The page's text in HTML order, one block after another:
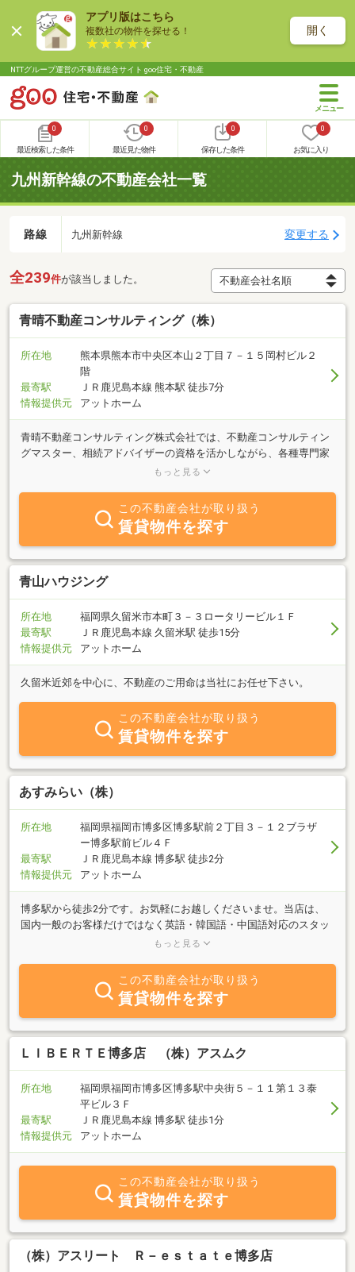
アプリ版はこちら
複数社の物件を探せる！ 開く
NTTグループ運営の不動産総合サイト goo住宅・不動産
0
最近検索した条件
0
最近見た物件
0
保存した条件
0
お気に入り
九州新幹線の不動産会社一覧
路線 九州新幹線 変更する
全239件が該当しました。
青晴不動産コンサルティング（株）
所在地
熊本県熊本市中央区本山２丁目７－１５岡村ビル２
階
最寄駅
ＪＲ鹿児島本線 熊本駅 徒歩7分
情報提供元
アットホーム
青晴不動産コンサルティング株式会社では、不動産コンサルティン
グマスター、相続アドバイザーの資格を活かしながら、各種専門家
とのネットワークにより、お客様の不動産のお悩みごとを解決致し
まずは、気軽にご相談下さい。また、参加無料の相続の勉強会を定
期的に開催中です。あおはれオリジナル「振返り人生ゲーム+α」を
使って、楽しく相続について学びます。誰にでも訪れるその時に何
が必要で、何を準備しておくべきか、「相続」の基本から学べま
す。個別に無料相談も受付けています。こちらも気軽に参加してみ
て下さい。
もっと見る
この不動産会社が取り扱う
賃貸物件を探す
青山ハウジング
所在地
福岡県久留米市本町３－３ロータリービル１Ｆ
最寄駅
ＪＲ鹿児島本線 久留米駅 徒歩15分
情報提供元
アットホーム
久留米近郊を中心に、不動産のご用命は当社にお任せ下さい。
この不動産会社が取り扱う
賃貸物件を探す
あすみらい（株）
所在地
福岡県福岡市博多区博多駅前２丁目３－１２ブラザ
ー博多駅前ビル４Ｆ
最寄駅
ＪＲ鹿児島本線 博多駅 徒歩2分
情報提供元
アットホーム
博多駅から徒歩2分です。お気軽にお越しくださいませ。当店は、
国内一般のお客様だけではなく英語・韓国語・中国語対応のスタッ
フも在籍。グローバルな不動産会社です！賃貸は仲介手数料不要の
もっと見る
この不動産会社が取り扱う
賃貸物件を探す
ＬＩＢＥＲＴＥ博多店 （株）アスムク
所在地
福岡県福岡市博多区博多駅中央街５－１１第１３泰
平ビル３Ｆ
最寄駅
ＪＲ鹿児島本線 博多駅 徒歩1分
情報提供元
アットホーム
この不動産会社が取り扱う
賃貸物件を探す
（株）アスリート Ｒ－ｅｓｔａｔｅ博多店